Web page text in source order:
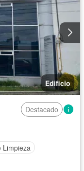
Edificio
Destacado
Limpieza